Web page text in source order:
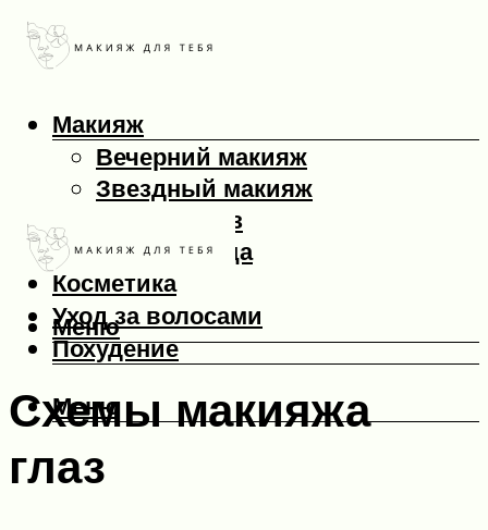
Макияж
Вечерний макияж
Звездный макияж
Макияж глаз
Макияж лица
Косметика
Уход за волосами
Похудение
Меню
Меню
Схемы макияжа
глаз